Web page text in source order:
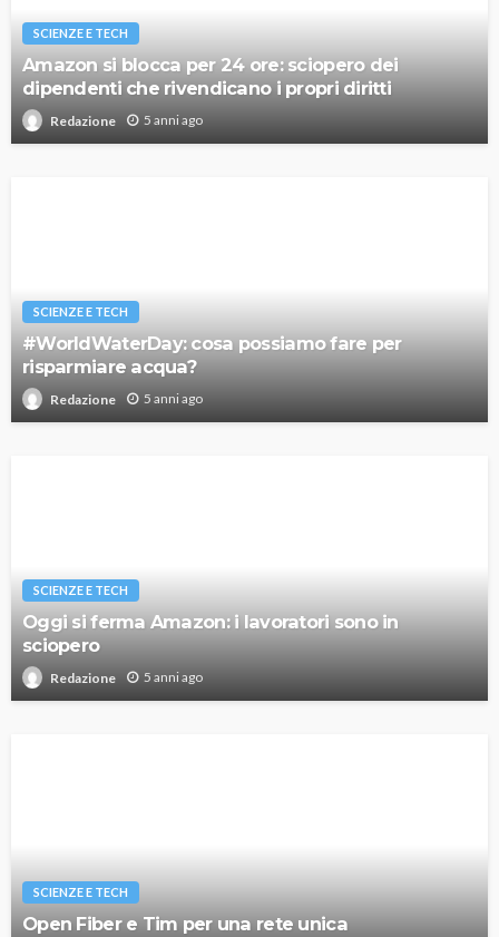
SCIENZE E TECH
Amazon si blocca per 24 ore: sciopero dei
dipendenti che rivendicano i propri diritti
Redazione 5 anni ago
SCIENZE E TECH
#WorldWaterDay: cosa possiamo fare per
risparmiare acqua?
Redazione 5 anni ago
SCIENZE E TECH
Oggi si ferma Amazon: i lavoratori sono in
sciopero
Redazione 5 anni ago
SCIENZE E TECH
Open Fiber e Tim per una rete unica